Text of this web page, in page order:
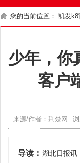
下载客户端
您的当前位置： 凯发k8
少年，你
客户
来源/作者：荆楚网
导读： 湖北日报讯